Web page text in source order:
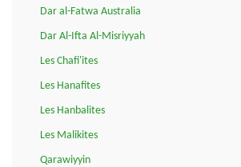
Dar al-Fatwa Australia
Dar Al-Ifta Al-Misriyyah
Les Chafi'ites
Les Hanafites
Les Hanbalites
Les Malikites
Qarawiyyin